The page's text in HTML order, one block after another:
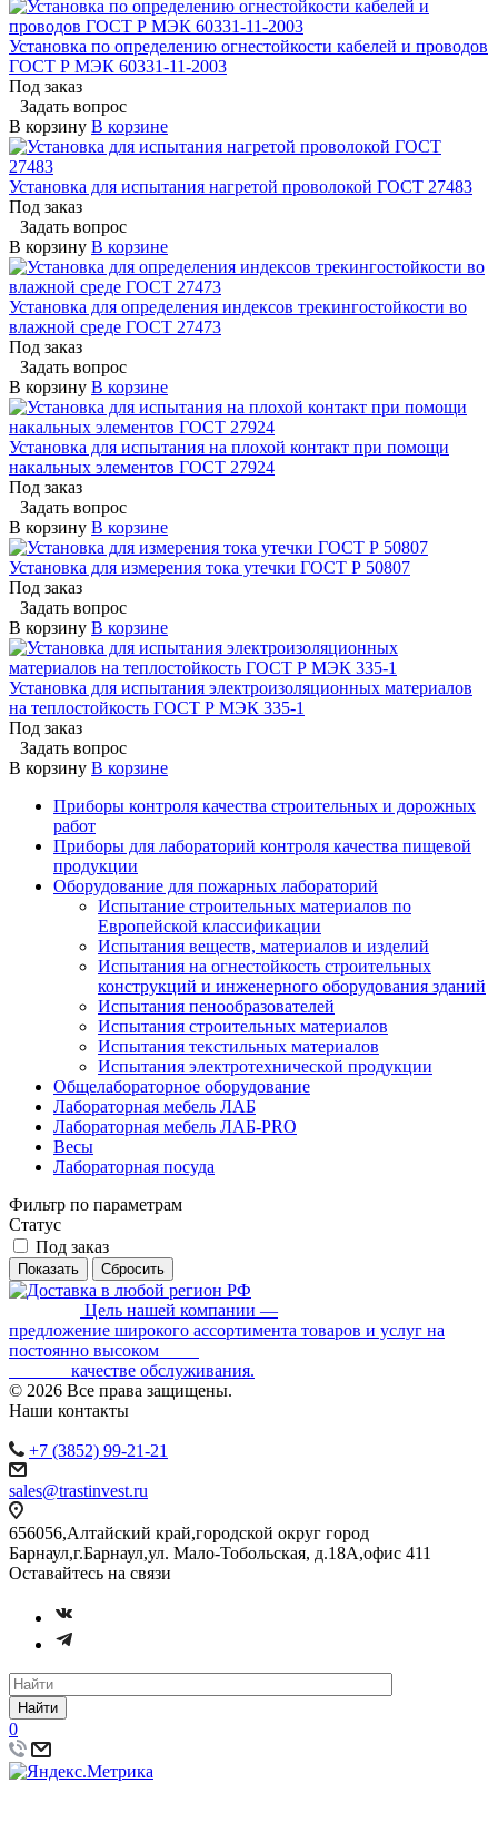
Установка по определению огнестойкости кабелей и проводов
ГОСТ Р МЭК 60331-11-2003
Под заказ
Задать вопрос
В корзину В корзине
Установка для испытания нагретой проволокой ГОСТ 27483
Под заказ
Задать вопрос
В корзину В корзине
Установка для определения индексов трекингостойкости во
влажной среде ГОСТ 27473
Под заказ
Задать вопрос
В корзину В корзине
Установка для испытания на плохой контакт при помощи
накальных элементов ГОСТ 27924
Под заказ
Задать вопрос
В корзину В корзине
Установка для измерения тока утечки ГОСТ Р 50807
Под заказ
Задать вопрос
В корзину В корзине
Установка для испытания электроизоляционных материалов
на теплостойкость ГОСТ Р МЭК 335-1
Под заказ
Задать вопрос
В корзину В корзине
Приборы контроля качества строительных и дорожных
работ
Приборы для лабораторий контроля качества пищевой
продукции
Оборудование для пожарных лабораторий
Испытание строительных материалов по
Европейской классификации
Испытания веществ, материалов и изделий
Испытания на огнестойкость строительных
конструкций и инженерного оборудования зданий
Испытания пенообразователей
Испытания строительных материалов
Испытания текстильных материалов
Испытания электротехнической продукции
Общелабораторное оборудование
Лабораторная мебель ЛАБ
Лабораторная мебель ЛАБ-PRO
Весы
Лабораторная посуда
Фильтр по параметрам
Статус
Под заказ
Сбросить
Цель нашей компании —
предложение широкого ассортимента товаров и услуг на
постоянно высоком
качестве обслуживания.
© 2026 Все права защищены.
Наши контакты
+7 (3852) 99-21-21
sales@trastinvest.ru
656056,Алтайский край,городской округ город
Барнаул,г.Барнаул,ул. Мало-Тобольская, д.18А,офис 411
Оставайтесь на связи
Найти
0